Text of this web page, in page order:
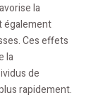
la
également
Ces effets
la
de
rapidement.